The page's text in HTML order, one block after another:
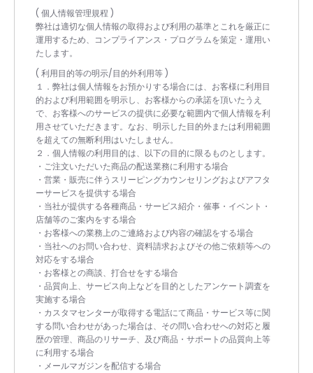
( 個人情報管理規程 )
弊社は適切な個人情報の取得および利用の基準とこれを厳正に
運用するため、コンプライアンス・プログラムを策定・運用い
たします。
( 利用目的等の明示/目的外利用等 )
１．弊社は個人情報をお預かりする場合には、お客様に利用目
的および利用範囲を明示し、お客様からの承諾を頂いたうえ
で、お客様へのサービスの提供に必要な範囲内で個人情報を利
用させていただきます。なお、明示した目的外または利用範囲
を超えての無断利用はいたしません。
２．個人情報の利用目的は、以下の目的に限るものとします。
・ご注文いただいた商品の配送業務に利用する場合
・営業・販売に伴うスリーピングカウンセリングおよびアフタ
ーサービスを提供する場合
・当社が提供する各種商品・サービス紹介・催事・イベント・
店舗等のご案内をする場合
・お客様への業務上のご連絡および内容の確認をする場合
・当社へのお問い合わせ、資料請求およびその他ご依頼等への
対応をする場合
・お客様との商談、打合せをする場合
・品質向上、サービス向上などを目的としたアンケート調査を
実施する場合
・カスタマセンターが取得する電話にて商品・サービス等に関
する問い合わせがあった場合は、その問い合わせへの対応と履
歴の管理、商品のリサーチ、及び商品・サポートの品質向上等
に利用する場合
・メールマガジンを配信する場合